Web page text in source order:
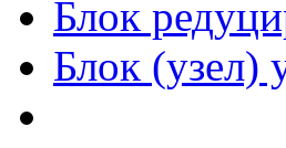
Блок
Блок (узел)